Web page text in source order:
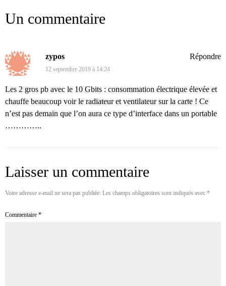
Un commentaire
zypos
12 septembre 2019 à 14:24
Les 2 gros pb avec le 10 Gbits : consommation électrique élevée et
chauffe beaucoup voir le radiateur et ventilateur sur la carte ! Ce
n’est pas demain que l’on aura ce type d’interface dans un portable
…………..
Répondre
Laisser un commentaire
Votre adresse e-mail ne sera pas publiée. Les champs obligatoires sont indiqués avec *
Commentaire *